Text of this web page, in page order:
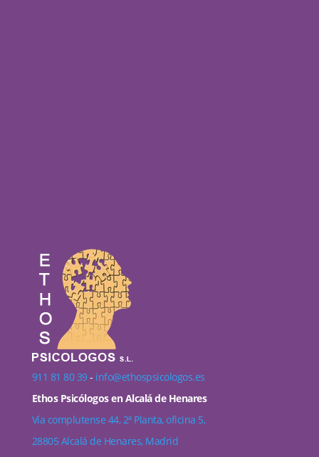
911 81 80 39- info@ethospsicologos.es
Ethos Psicólogos en Alcalá de Henares
Vía complutense 44, 2ª Planta, oficina 5,
28805 Alcalá de Henares, Madrid